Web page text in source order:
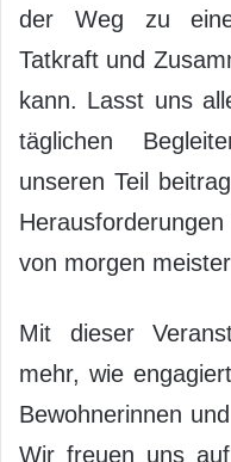
der Weg zu
Tatkraft und
kann. Lasst uns
täglichen
unseren Teil
von morgen
Mit dieser
mehr, wie
Bewohnerinnen
Wir freuen uns